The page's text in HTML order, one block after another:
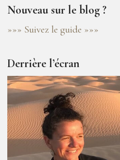
Nouveau sur le blog ?
»»» Suivez le guide »»»
Derrière l’écran